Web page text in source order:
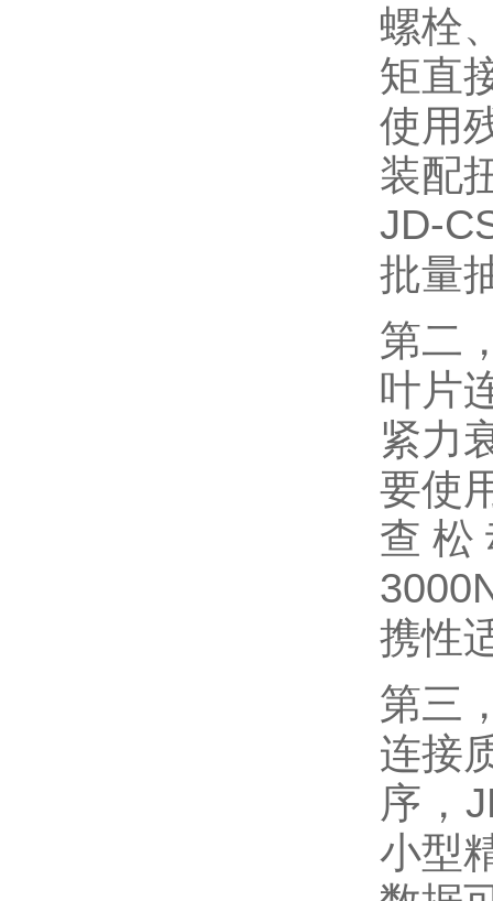
螺栓
矩直
使用
装配
JD-
批量
第二
叶片
紧力
要使
查
携性
第三
连接
序，
小型